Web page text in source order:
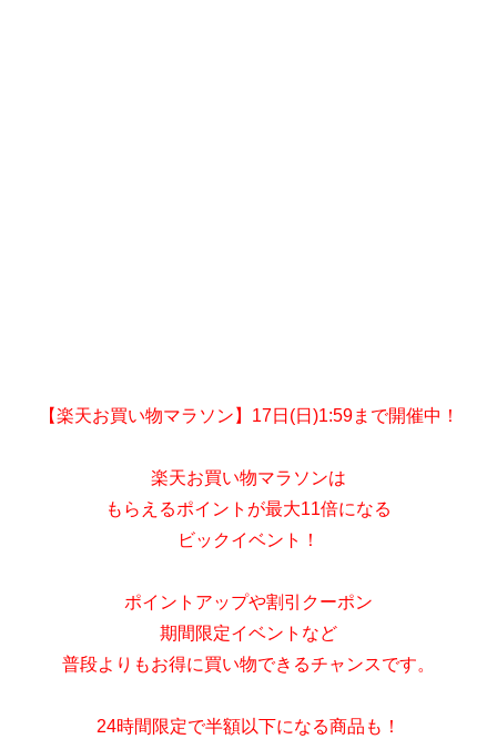
【楽天お買い物マラソン】17日(日)1:59まで開催中！
楽天お買い物マラソンは
もらえるポイントが最大11倍になる
ビックイベント！
ポイントアップや割引クーポン
期間限定イベントなど
普段よりもお得に買い物できるチャンスです。
24時間限定で半額以下になる商品も！